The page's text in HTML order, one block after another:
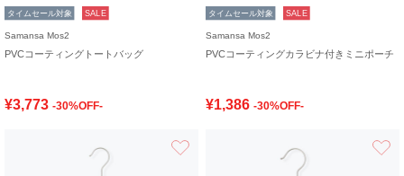
タイムセール対象 SALE
Samansa Mos2
PVCコーティングトートバッグ
¥3,773 -30%OFF-
タイムセール対象 SALE
Samansa Mos2
PVCコーティングカラビナ付きミニポーチ
¥1,386 -30%OFF-